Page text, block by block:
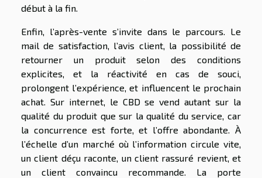
début à la fin.
Enfin, l’après-vente s’invite dans le parcours. Le
mail de satisfaction, l’avis client, la possibilité de
retourner un produit selon des conditions
explicites, et la réactivité en cas de souci,
prolongent l’expérience, et influencent le prochain
achat. Sur internet, le CBD se vend autant sur la
qualité du produit que sur la qualité du service, car
la concurrence est forte, et l’offre abondante. À
l’échelle d’un marché où l’information circule vite,
un client déçu raconte, un client rassuré revient, et
un client convaincu recommande. La porte